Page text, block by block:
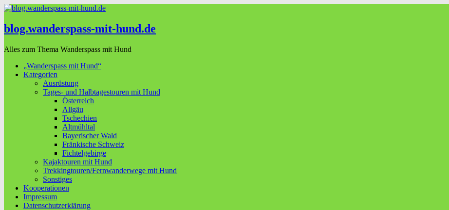
blog.wanderspass-mit-hund.de
Alles zum Thema Wanderspass mit Hund
„Wanderspass mit Hund“
Kategorien
Ausrüstung
Tages- und Halbtagestouren mit Hund
Österreich
Allgäu
Tschechien
Altmühltal
Bayerischer Wald
Fränkische Schweiz
Fichtelgebirge
Kajaktouren mit Hund
Trekkingtouren/Fernwanderwege mit Hund
Sonstiges
Kooperationen
Impressum
Datenschutzerklärung